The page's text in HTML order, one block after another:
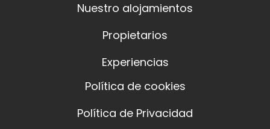
Nuestro alojamientos
Propietarios
Experiencias
Política de cookies
Política de Privacidad